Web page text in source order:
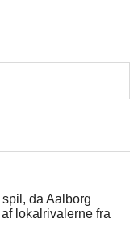
da Aalborg
lokalrivalerne fra